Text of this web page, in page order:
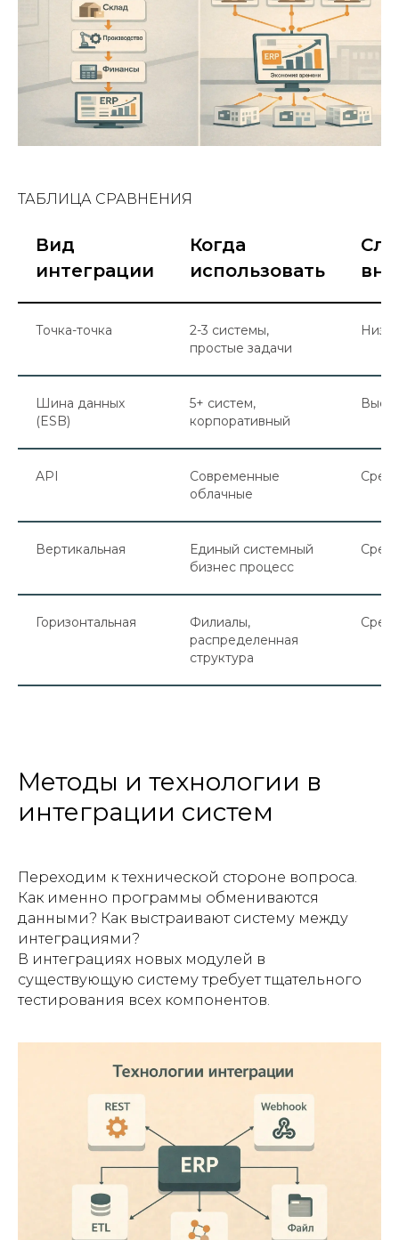
ТАБЛИЦА СРАВНЕНИЯ
Вид
интеграции
Когда
использовать
Точка-точка
2-3 системы,
простые задачи
Шина данных
(ESB)
5+ систем,
корпоративный
API
Современные
облачные
Вертикальная
Единый системный
бизнес процесс
Горизонтальная
Филиалы,
распределенная
структура
Методы и технологии в
интеграции систем
Переходим к технической стороне вопроса.
Как именно программы обмениваются
данными? Как выстраивают систему между
интеграциями?
В интеграциях новых модулей в
существующую систему требует тщательного
тестирования всех компонентов.